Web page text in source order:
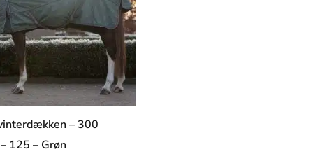
– 300
125 – Grøn